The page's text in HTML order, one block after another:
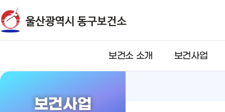
바
로
가
로
가
기
보건소 소개 보건사업
보건사업